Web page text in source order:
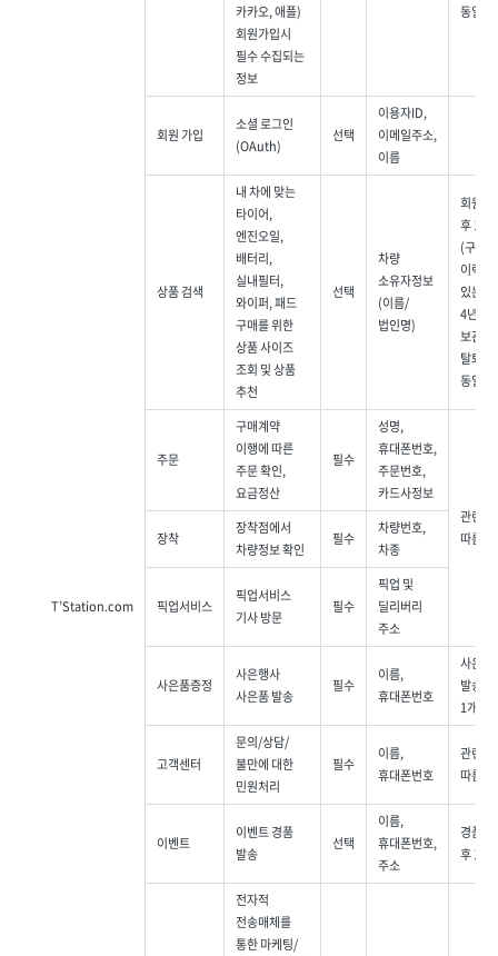
T’Station.com
카카오, 애플)
회원가입시
필수 수집되는
정보
동일)
회원 가입
소셜 로그인
(OAuth)
선택
이용자ID,
이메일주소,
이름
상품 검색
내 차에 맞는
타이어,
엔진오일,
배터리,
실내필터,
와이퍼, 패드
구매를 위한
상품 사이즈
조회 및 상품
추천
선택
차량
소유자정보
(이름/
법인명)
회원탈
후 1개
(구매
이력이
있는
4년간
보관,
탈퇴는
동일)
주문
구매계약
이행에 따른
주문 확인,
요금정산
필수
성명,
휴대폰번호,
주문번호,
카드사정보
관련법
따름(5
장착
장착점에서
차량정보 확인
필수
차량번호,
차종
픽업서비스
픽업서비스
기사 방문
필수
픽업 및
딜리버리
주소
사은품증정
사은행사
사은품 발송
필수
이름,
휴대폰번호
사은품
발송 후
1개월
고객센터
문의/상담/
불만에 대한
민원처리
필수
이름,
휴대폰번호
관련법
따름(3
이벤트
이벤트 경품
발송
선택
이름,
휴대폰번호,
주소
경품
후 1개
전자적
전송매체를
통한마케팅/